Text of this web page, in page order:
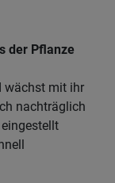
der Pflanze
wächst mit ihr
nachträglich